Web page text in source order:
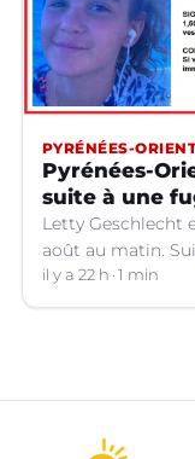
PYRÉNÉES-
Pyrénées-
suite à une
Letty Geschlecht
août au matin.
des Pyrénées-
il y a 22 h 1 min